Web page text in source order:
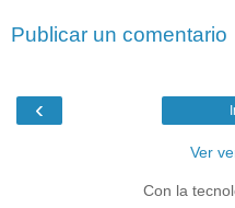
Publicar un comentario
‹
Ver
Con la